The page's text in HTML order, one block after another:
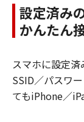
設定済み
かんたん
スマホに設定
SSID／パスワ
てもiPhone／